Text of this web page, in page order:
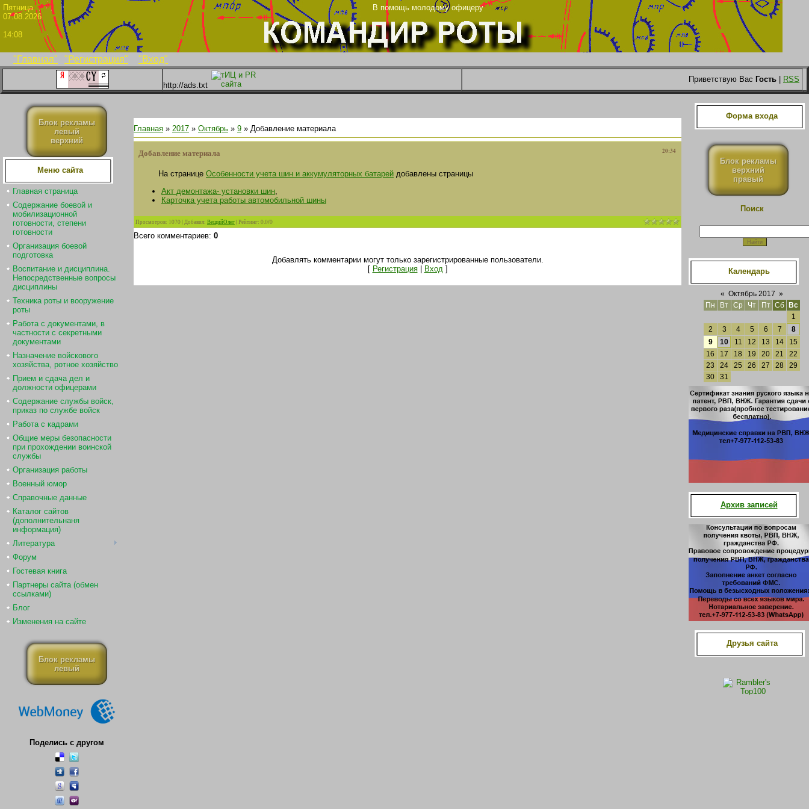
"Главная" "Регистрация" "Вход"
Пятница
В помощь молодому офицеру
07.08.2026
14:08
http://ads.txt
Приветствую Вас Гость RSS
Блок рекламы
левый
верхний
Меню сайта
Главная страница
Содержание боевой и
мобилизационной
готовности, степени
готовности
Организация боевой
подготовка
Воспитание и дисциплина.
Непосредственные вопросы
дисциплины
Техника роты и вооружение
роты
Работа с документами, в
частности с секретными
документами
Назначение войскового
хозяйства, ротное хозяйство
Прием и сдача дел и
должности офицерами
Содержание службы войск,
приказ по службе войск
Работа с кадрами
Общие меры безопасности
при прохождении воинской
службы
Организация работы
Военный юмор
Справочные данные
Каталог сайтов
(дополнительнаня
информация)
Литература
Форум
Гостевая книга
Партнеры сайта (обмен
ссылками)
Блог
Изменения на сайте
Блок рекламы
левый
Поделись с другом
Главная » 2017 » Октябрь » 9 » Добавление материала
20:34
Добавление материала
На странице Особенности учета шин и аккумуляторных батарей добавлены страницы
Акт демонтажа- установки шин
Карточка учета работы автомобильной шины
Просмотров: 1070|Добавил: ВещийОлег|Рейтинг: 0.0/0
Всего комментариев: 0
Добавлять комментарии могут только зарегистрированные пользователи.
[ Регистрация| Вход]
Форма входа
Блок рекламы
верхний
правый
Поиск
Календарь
« Октябрь 2017 »
Пн
Вт Ср Чт Пт Сб
Вс
1
2
3 4 5 6 7
8
9
10 11 12 13 14
15
16
17 18 19 20 21
22
23
24 25 26 27 28
29
30
31
Архив записей
Друзья сайта